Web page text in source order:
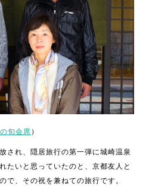
旬会席 ）
され、隠居旅行の第一弾に城崎温泉
たいと思っていたのと、京都友人と
で、その祝を兼ねての旅行です。